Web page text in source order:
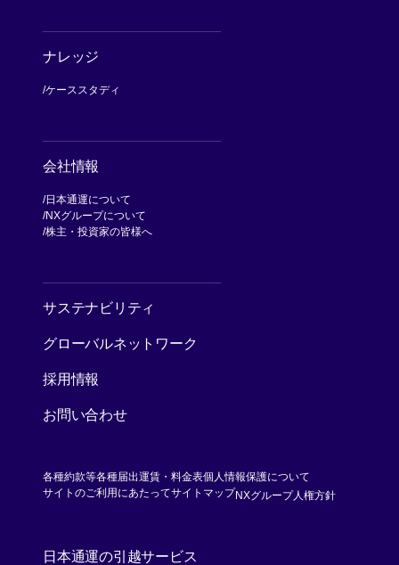
ナレッジ
ケーススタディ
会社情報
日本通運について
NXグループについて
株主・投資家の皆様へ
サステナビリティ
グローバルネットワーク
採用情報
お問い合わせ
各種約款等各種届出運賃・料金表個人情報保護について
サイトのご利用にあたってサイトマップNXグループ人権方針
日本通運の引越サービス